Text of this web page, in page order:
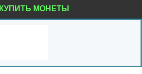
КУПИТЬ МОНЕТЫ